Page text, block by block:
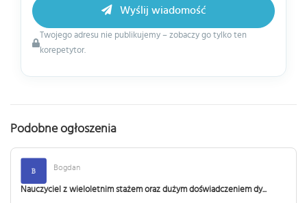
Twojego adresu nie publikujemy – zobaczy go tylko ten
korepetytor.
Wyślij wiadomość
Podobne ogłoszenia
Bogdan
Nauczyciel z wieloletnim stażem oraz dużym doświadczeniem dy...